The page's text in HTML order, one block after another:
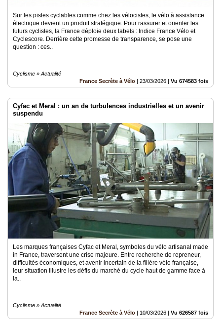
Sur les pistes cyclables comme chez les vélocistes, le vélo à assistance
électrique devient un produit stratégique. Pour rassurer et orienter les
futurs cyclistes, la France déploie deux labels : Indice France Vélo et
Cyclescore. Derrière cette promesse de transparence, se pose une
question : ces..
Cyclisme » Actualité
France Secrète à Vélo | 23/03/2026 | Vu 674583 fois
Cyfac et Meral : un an de turbulences industrielles et un avenir
suspendu
Les marques françaises Cyfac et Meral, symboles du vélo artisanal made
in France, traversent une crise majeure. Entre recherche de repreneur,
difficultés économiques, et avenir incertain de la filière vélo française,
leur situation illustre les défis du marché du cycle haut de gamme face à
la..
Cyclisme » Actualité
France Secrète à Vélo | 10/03/2026 | Vu 626587 fois